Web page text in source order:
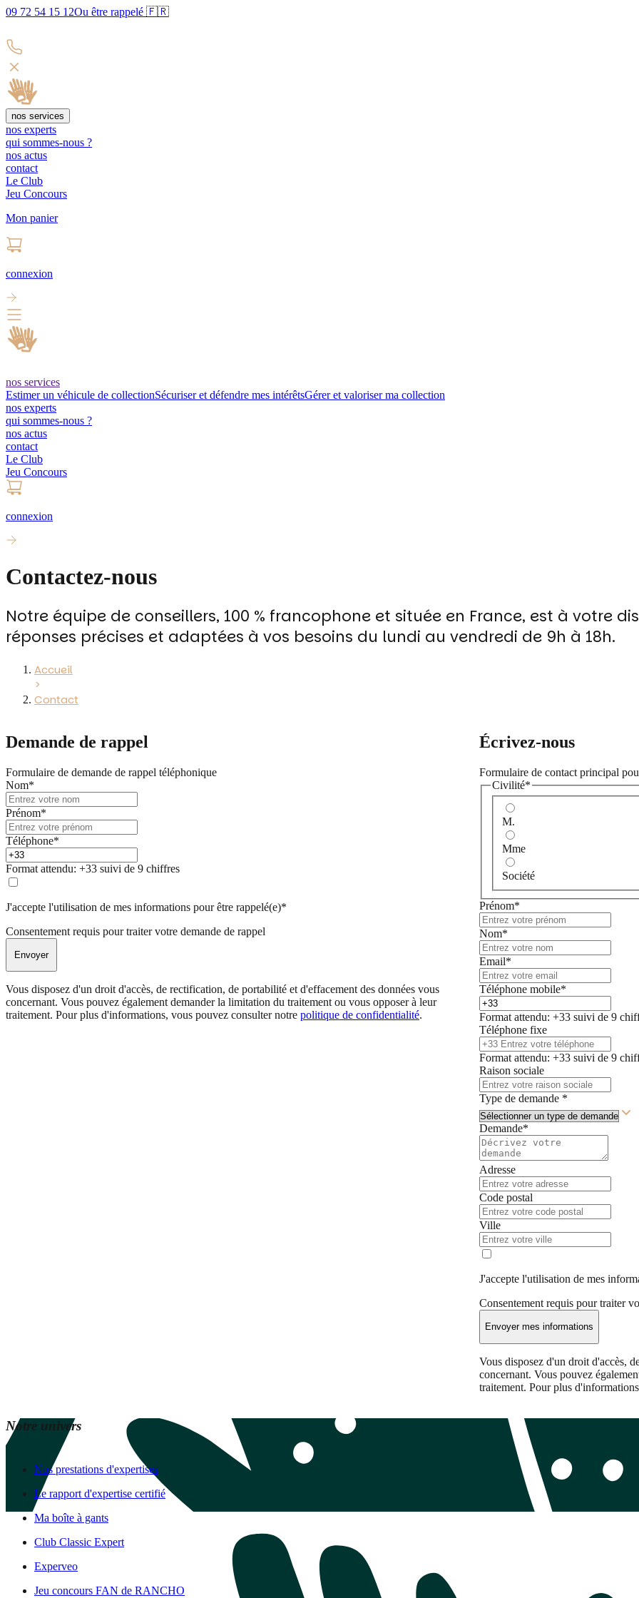
09 72 54 15 12Ou être rappelé 🇫🇷
nos services
nos experts
qui sommes-nous ?
nos actus
contact
Le Club
Jeu Concours
Mon panier
connexion
nos services
Estimer un véhicule de collectionSécuriser et défendre mes intérêtsGérer et valoriser ma collection
nos experts
qui sommes-nous ?
nos actus
contact
Le Club
Jeu Concours
connexion
Contactez-nous
Notre équipe de conseillers, 100 % francophone et située en France, est à votre
réponses précises et adaptées à vos besoins du lundi au vendredi de 9h à 18h.
Accueil
>
Contact
Demande de rappel
Formulaire de demande de rappel téléphonique
Nom*
Prénom*
Téléphone*
Format attendu: +33 suivi de 9 chiffres
J'accepte l'utilisation de mes informations pour être rappelé(e)*
Consentement requis pour traiter votre demande de rappel
Envoyer
Vous disposez d'un droit d'accès, de rectification, de portabilité et d'effacement des données vous
concernant. Vous pouvez également demander la limitation du traitement ou vous opposer à leur
traitement. Pour plus d'informations, vous pouvez consulter notre politique de confidentialité.
Écrivez-nous
Formulaire de contact principal
Civilité*
M.
Mme
Société
Prénom*
Nom*
Email*
Téléphone mobile*
Format attendu: +33 suivi de 9
Téléphone fixe
Format attendu: +33 suivi de 9
Raison sociale
Type de demande *
Demande*
Adresse
Code postal
Ville
J'accepte l'utilisation de mes
Consentement requis pour traiter
Envoyer mes informations
Vous disposez d'un droit d'accès,
concernant. Vous pouvez
traitement. Pour plus
Notre univers
Nos prestations d'expertises
Le rapport d'expertise certifié
Ma boîte à gants
Club Classic Expert
Experveo
Jeu concours FAN de RANCHO